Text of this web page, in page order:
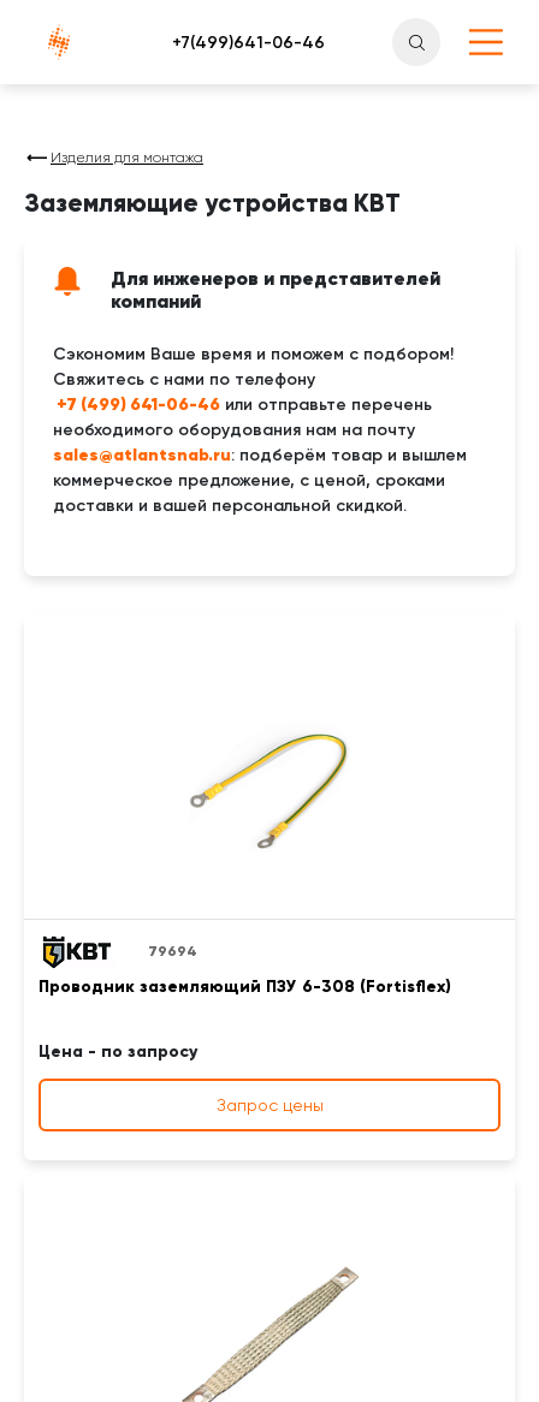
Атлантснаб
Изделия для монтажа
Заземляющие устройства КВТ
Для инженеров и представителей
компаний
Сэкономим Ваше время и поможем с подбором!
Свяжитесь с нами по телефону
+7 (499) 641-06-46 или отправьте перечень
необходимого оборудования нам на почту
sales@atlantsnab.ru: подберём товар и вышлем
коммерческое предложение, с ценой, сроками
доставки и вашей персональной скидкой.
79694
Проводник заземляющий ПЗУ 6-308 (Fortisflex)
Цена - по запросу
Запрос цены